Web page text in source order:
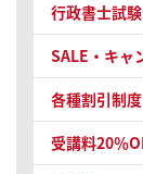
行政書士試
SALE・キャ
各種割引制度
受講料20％